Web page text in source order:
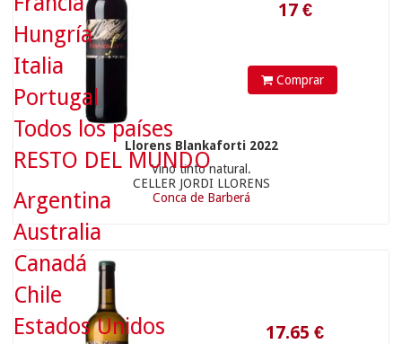
Comprar
Llorens Blankaforti 2022
Vino tinto natural.
CELLER JORDI LLORENS
Conca de Barberá
17.65
Hungría
Italia
Portugal
Todos los países
RESTO DEL MUNDO
Argentina
Australia
Canadá
Chile
Estados Unidos